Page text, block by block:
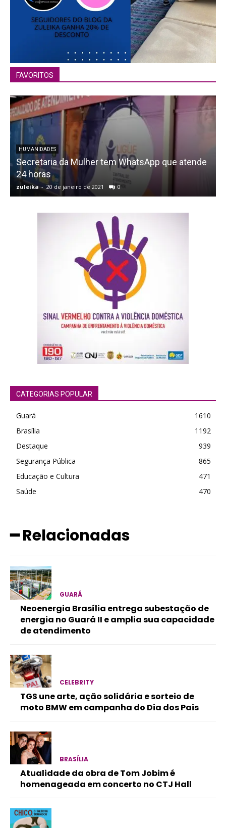
FAVORITOS
HUMANIDADES
Secretaria da Mulher tem WhatsApp que atende
24 horas
zuleika - 20 de janeiro de 2021 0
CATEGORIAS POPULAR
Guará
1610
Brasília
1192
Destaque
939
Segurança Pública
865
Educação e Cultura
471
Saúde
470
━ Relacionadas
GUARÁ
Neoenergia Brasília entrega subestação de
energia no Guará II e amplia sua capacidade
de atendimento
CELEBRITY
TGS une arte, ação solidária e sorteio de
moto BMW em campanha do Dia dos Pais
BRASÍLIA
Atualidade da obra de Tom Jobim é
homenageada em concerto no CTJ Hall